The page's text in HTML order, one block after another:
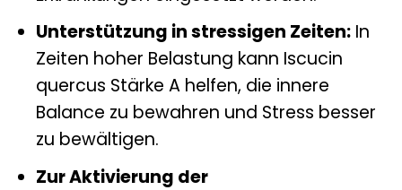
Unterstützung in stressigen Zeiten:In
Zeiten hoher Belastung kann Iscucin
quercus Stärke A helfen, die innere
Balance zu bewahren und Stress besser
zu bewältigen.
Zur Aktivierung der